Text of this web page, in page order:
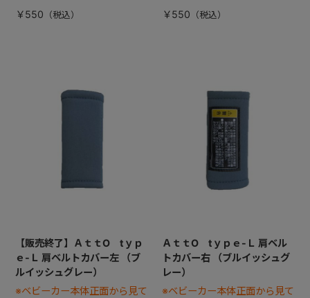
す）
￥550
す）
￥550
【販売終了】ＡｔｔO tｙｐ
ｅ-Ｌ 肩ベルトカバー左 （ブ
ルイッシュグレー）
※ベビーカー本体正面から見て
ＡｔｔO tｙｐｅ-Ｌ 肩ベル
トカバー右 （ブルイッシュグ
レー）
※ベビーカー本体正面から見て